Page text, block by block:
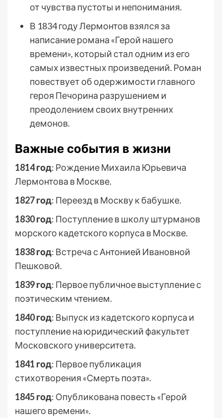
от чувства пустоты и непонимания.
В 1834 году Лермонтов взялся за
написание романа «Герой нашего
времени», который стал одним из его
самых известных произведений. Роман
повествует об одержимости главного
героя Печорина разрушением и
преодолением своих внутренних
демонов.
Важные события в жизни
1814 год: Рождение Михаила Юрьевича
Лермонтова в Москве.
1827 год: Переезд в Москву к бабушке.
1830 год: Поступление в школу штурманов
морского кадетского корпуса в Москве.
1838 год: Встреча с Антонией Ивановной
Пешковой.
1839 год: Первое публичное выступление с
поэтическим чтением.
1840 год: Выпуск из кадетского корпуса и
поступление на юридический факультет
Московского университета.
1841 год: Первое публикация
стихотворения «Смерть поэта».
1845 год: Опубликована повесть «Герой
нашего времени».